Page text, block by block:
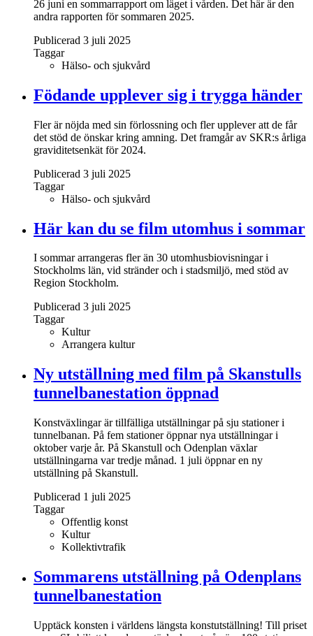
26 juni en sommarrapport om läget i vården. Det här är den
andra rapporten för sommaren 2025.
Publicerad 3 juli 2025
Taggar
Hälso- och sjukvård
Födande upplever sig i trygga händer
Fler är nöjda med sin förlossning och fler upplever att de får
det stöd de önskar kring amning. Det framgår av SKR:s årliga
graviditetsenkät för 2024.
Publicerad 3 juli 2025
Taggar
Hälso- och sjukvård
Här kan du se film utomhus i sommar
I sommar arrangeras fler än 30 utomhusbiovisningar i
Stockholms län, vid stränder och i stadsmiljö, med stöd av
Region Stockholm.
Publicerad 3 juli 2025
Taggar
Kultur
Arrangera kultur
Ny utställning med film på Skanstulls
tunnelbanestation öppnad
Konstväxlingar är tillfälliga utställningar på sju stationer i
tunnelbanan. På fem stationer öppnar nya utställningar i
oktober varje år. På Skanstull och Odenplan växlar
utställningarna var tredje månad. 1 juli öppnar en ny
utställning på Skanstull.
Publicerad 1 juli 2025
Taggar
Offentlig konst
Kultur
Kollektivtrafik
Sommarens utställning på Odenplans
tunnelbanestation
Upptäck konsten i världens längsta konstutställning! Till priset